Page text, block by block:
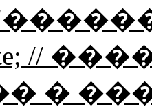
//
�